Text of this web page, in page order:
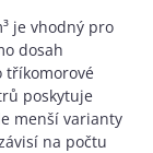
je vhodný pro
dosah
tříkomorové
poskytuje
menší varianty
na počtu